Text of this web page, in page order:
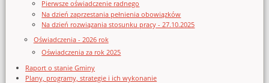
Pierwsze oświadczenie radnego
Na dzień zaprzestania pełnienia obowiązków
Na dzień rozwiązania stosunku pracy - 27.10.2025
Oświadczenia - 2026 rok
Oświadczenia za rok 2025
Raport o stanie Gminy
Plany, programy, strategie i ich wykonanie